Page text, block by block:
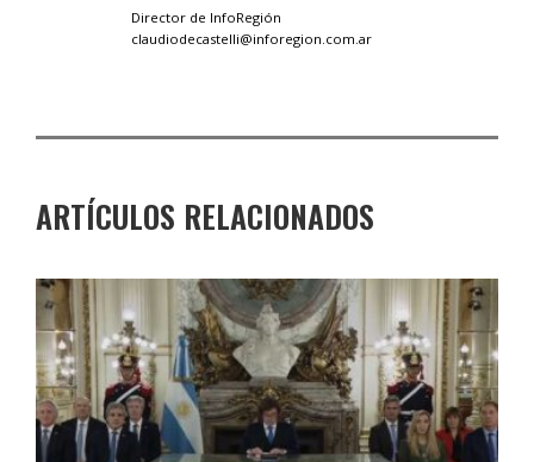
Director de InfoRegión
claudiodecastelli@inforegion.com.ar
ARTÍCULOS RELACIONADOS